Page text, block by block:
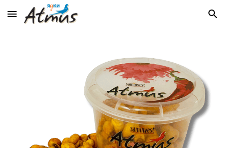
Skip to main content Skip to navigation